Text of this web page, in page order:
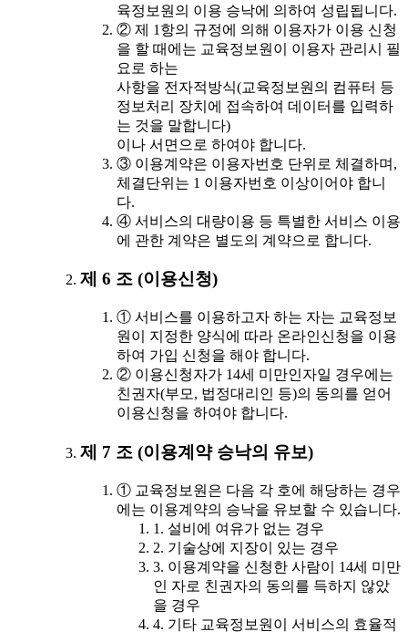
육정보원의 이용 승낙에 의하여 성립됩니다.
② 제 1항의 규정에 의해 이용자가 이용 신청
을 할 때에는 교육정보원이 이용자 관리시 필
요로 하는
사항을 전자적방식(교육정보원의 컴퓨터 등
정보처리 장치에 접속하여 데이터를 입력하
는 것을 말합니다)
이나 서면으로 하여야 합니다.
③ 이용계약은 이용자번호 단위로 체결하며,
체결단위는 1 이용자번호 이상이어야 합니
다.
④ 서비스의 대량이용 등 특별한 서비스 이용
에 관한 계약은 별도의 계약으로 합니다.
제 6 조 (이용신청)
① 서비스를 이용하고자 하는 자는 교육정보
원이 지정한 양식에 따라 온라인신청을 이용
하여 가입 신청을 해야 합니다.
② 이용신청자가 14세 미만인자일 경우에는
친권자(부모, 법정대리인 등)의 동의를 얻어
이용신청을 하여야 합니다.
제 7 조 (이용계약 승낙의 유보)
① 교육정보원은 다음 각 호에 해당하는 경우
에는 이용계약의 승낙을 유보할 수 있습니다.
1. 설비에 여유가 없는 경우
2. 기술상에 지장이 있는 경우
3. 이용계약을 신청한 사람이 14세 미만
인 자로 친권자의 동의를 득하지 않았
을 경우
4. 기타 교육정보원이 서비스의 효율적